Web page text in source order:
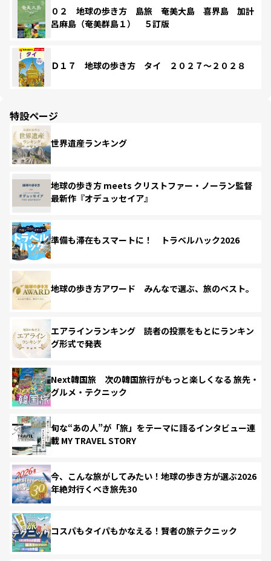
０２ 地球の歩き方 島旅 奄美大島 喜界島 加計
呂麻島（奄美群島１） ５訂版
Ｄ１７ 地球の歩き方 タイ ２０２７～２０２８
特設ページ
世界遺産ランキング
地球の歩き方 meets クリストファー・ノーラン監督
最新作『オデュッセイア』
準備も滞在もスマートに！ トラベルハック2026
地球の歩き方アワード みんなで選ぶ、旅のベスト。
エアラインランキング 読者の投票をもとにランキン
グ形式で発表
Next韓国旅 次の韓国旅行がもっと楽しくなる 旅先・
グルメ・テクニック
旬な“あの人”が「旅」をテーマに語るインタビュー連
載 MY TRAVEL STORY
今、こんな旅がしてみたい！地球の歩き方が選ぶ2026
年絶対行くべき旅先30
コスパもタイパもかなえる！賢者の旅テクニック